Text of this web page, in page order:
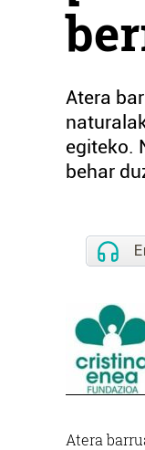
Atera
egiteko.
behar
Atera